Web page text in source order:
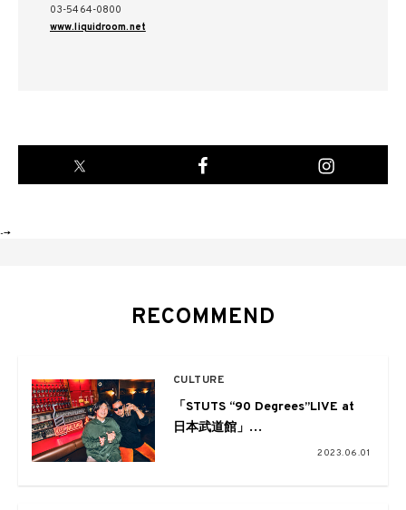
03-5464-0800
www.liquidroom.net
-->
RECOMMEND
CULTURE
「STUTS “90 Degrees”LIVE at
日本武道館」
STUTS×TAIHEI (Suchmos / 賽)
歩みを続ける彼らのこれまでとこ
2023.06.01